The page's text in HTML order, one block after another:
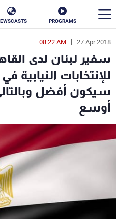
PROGRAMS
27 Apr 2018
08:22 AM
للإنتخابات النيابية
سيكون أفضل
أوسع
en
الأخبار
سياسة
إقتصاد
منوعات